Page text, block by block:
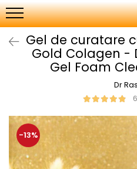
Lotiuni tonice
Creme de zi
Creme de noapte
Colagen
Vitamina c
Retinol
Aloe Vera
Gel de curatare
Gold Colagen -
Gel Foam
Dr
-13%